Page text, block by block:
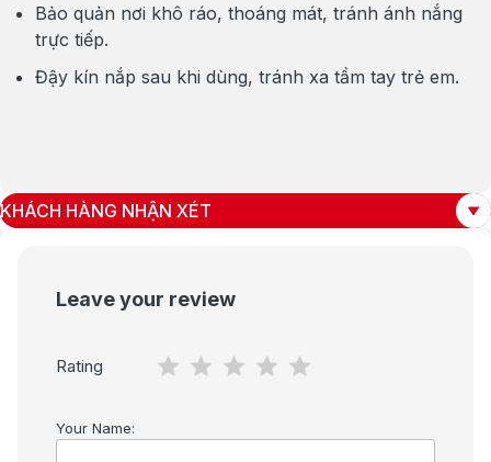
Bảo quản nơi khô ráo, thoáng mát, tránh ánh nắng
trực tiếp.
Đậy kín nắp sau khi dùng, tránh xa tầm tay trẻ em.
KHÁCH HÀNG NHẬN XÉT
Leave your review
Rating
Your Name: